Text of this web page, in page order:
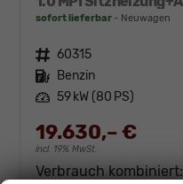
sofort lieferbar Neuwagen
Fahrzeugnr. 60315
Kraftstoff Benzin
Leistung 59 kW (80 PS)
19.630,– €
incl. 19% MwSt.
Verbrauch kombiniert: